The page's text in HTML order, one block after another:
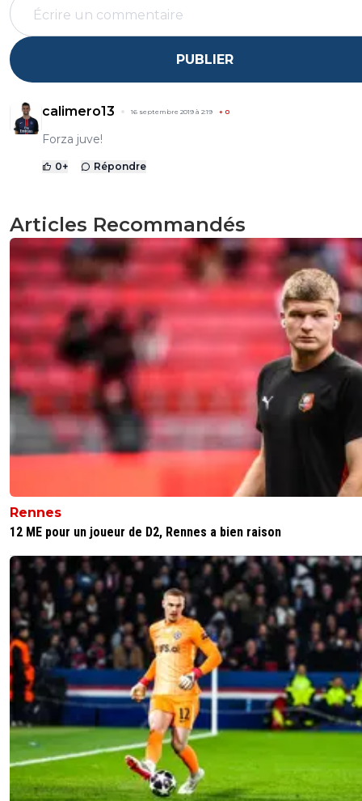
PUBLIER
calimero13 16 septembre 2019 à 2:19 + 0
Forza juve!
0+ Répondre
Articles Recommandés
Rennes
12 ME pour un joueur de D2, Rennes a bien raison